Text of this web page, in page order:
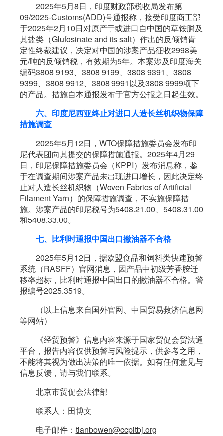
2025年5月8日，印度财政部税收局发布第
09/2025-Customs(ADD)号通报称，接受印度商工部
于2025年2月10日对原产于或进口自中国的草铵膦及
其盐类（Glufosinate and its salt）作出的反倾销肯
定性终裁建议，决定对中国的涉案产品征收2998美
元/吨的反倾销税，有效期为5年。本案涉及印度海关
编码3808 9193、3808 9199、3808 9391、3808
9399、3808 9912、3808 9991以及3808 9999项下
的产品。措施自本通报发布于官方公报之日起生效。
六、印度尼西亚终止对进口人造长丝机织物保障
措施调查
2025年5月12日，WTO保障措施委员会发布印
尼代表团向其提交的保障措施通报。2025年4月29
日，印尼保障措施委员会（KPPI）发布消息称，鉴
于在调查期间涉案产品未出现进口增长，因此决定终
止对人造长丝机织物（Woven Fabrics of Artificial
Filament Yarn）的保障措施调查，不实施保障措
施。涉案产品的印尼税号为5408.21.00、5408.31.00
和5408.33.00。
七、比利时通报中国出口撇油器不合格
2025年5月12日，据欧盟食品和饲料类快速预警
系统（RASFF）官网消息，因产品中初级芳香胺迁
移率超标，比利时通报中国出口的撇油器不合格。警
报编号2025.3519。
（以上信息来自国外官网、中国贸易救济信息网
等网站）
《经贸预警》信息内容来源于国家贸促会贸法通
平台，报告内容仅供预警与风险提示，供参考之用，
不能将其视为做出决策的唯一依据。如有任何意见与
信息反馈，请与我们联系。
北京市贸促会法律部
联系人：田博文
电子邮件： tianbowen@ccpitbj.org